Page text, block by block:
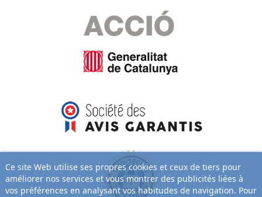
Ce site Web utilise ses propres cookies et ceux de tiers pour
améliorer nos services et vous montrer des publicités liées à
vos préférences en analysant vos habitudes de navigation. Pour